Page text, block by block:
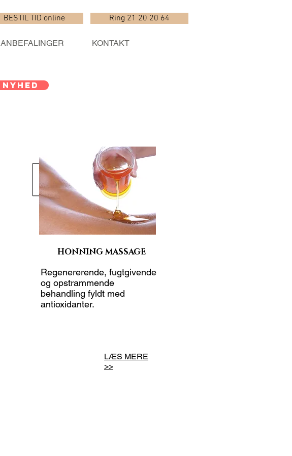
BESTIL TID online Ring 21 20 20 64
ANBEFALINGER KONTAKT
HONNING MASSAGE
LÆS MERE
>>
Regenererende, fugtgivende
og opstrammende
behandling fyldt med
antioxidanter.
NYHED